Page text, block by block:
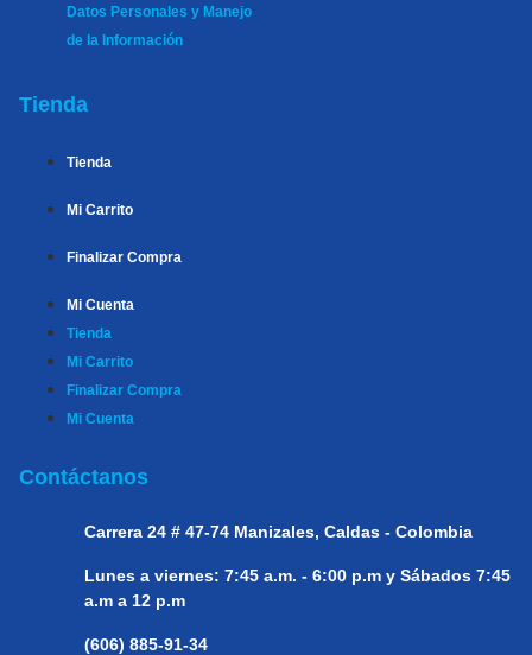
Datos Personales y Manejo
de la Información
Tienda
Tienda
Mi Carrito
Finalizar Compra
Mi Cuenta
Tienda
Mi Carrito
Finalizar Compra
Mi Cuenta
Contáctanos
Carrera 24 # 47-74 Manizales, Caldas - Colombia
Lunes a viernes: 7:45 a.m. - 6:00 p.m y Sábados 7:45
a.m a 12 p.m
(606) 885-91-34